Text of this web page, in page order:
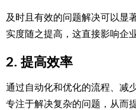
及时且有效的问题解决可以显
实度随之提高，这直接影响企
2. 提高效率
通过自动化和优化的流程、减
专注于解决复杂的问题，从而